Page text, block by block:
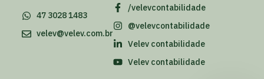
/velevcontabilidade
@velevcontabilidade
Velev contabilidade
Velev contabilidade
47 3028 1483
velev@velev.com.br